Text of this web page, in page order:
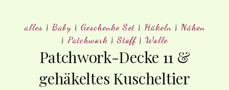
alles| Baby| Geschenke Set | Häkeln| Nähen
| Patchwork |Stoff| Wolle
Patchwork-Decke 11 &
gehäkeltes Kuscheltier